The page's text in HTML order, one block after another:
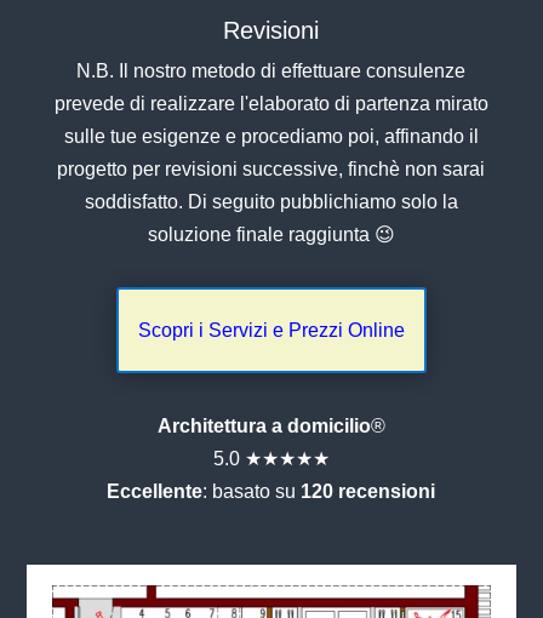
Revisioni
N.B. Il nostro metodo di effettuare consulenze
prevede di realizzare l'elaborato di partenza mirato
sulle tue esigenze e procediamo poi, affinando il
progetto per revisioni successive, finchè non sarai
soddisfatto. Di seguito pubblichiamo solo la
soluzione finale raggiunta 😉
Scopri i Servizi e Prezzi Online
Architettura a domicilio®
5.0 ★★★★★
Eccellente: basato su 120 recensioni